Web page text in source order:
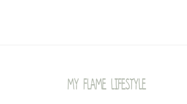
My Flame Lifestyle